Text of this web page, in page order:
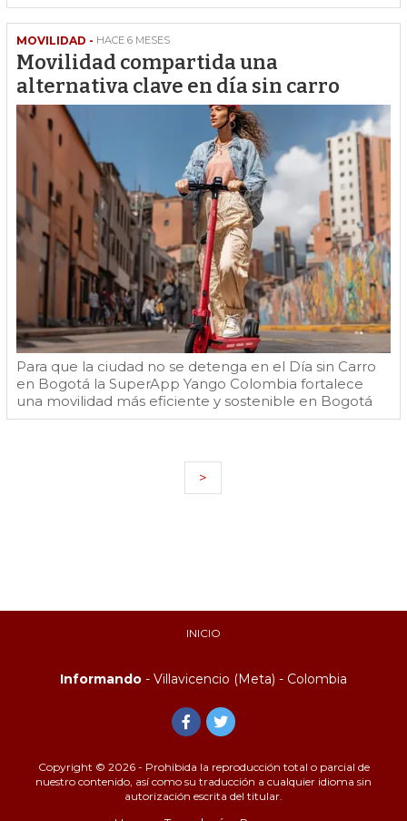
MOVILIDAD - HACE 6 MESES
Movilidad compartida una
alternativa clave en día sin carro
Para que la ciudad no se detenga en el Día sin Carro
en Bogotá la SuperApp Yango Colombia fortalece
una movilidad más eficiente y sostenible en Bogotá
>
INICIO
Informando - Villavicencio (Meta) - Colombia
Copyright © 2026 - Prohibida la reproducción total o parcial de
nuestro contenido, así como su traducción a cualquier idioma sin
autorización escrita del titular.